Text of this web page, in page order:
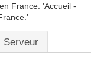
France. 'Accueil -
Serveur